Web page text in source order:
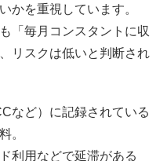
かを重視しています。
「毎月コンスタントに収
リスクは低いと判断され
など）に記録されている
。
利用などで延滞がある